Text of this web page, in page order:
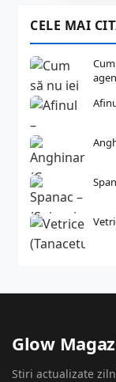
CELE MAI
Glow
Stiri actualizate